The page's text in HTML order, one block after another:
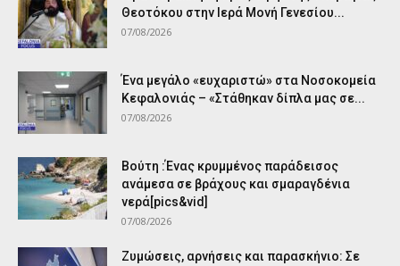
Θεοτόκου στην Ιερά Μονή Γενεσίου...
07/08/2026
Ένα μεγάλο «ευχαριστώ» στα Νοσοκομεία
Κεφαλονιάς – «Στάθηκαν δίπλα μας σε...
07/08/2026
Βούτη :Ένας κρυμμένος παράδεισος
ανάμεσα σε βράχους και σμαραγδένια
νερά[pics&vid]
07/08/2026
Ζυμώσεις, αρνήσεις και παρασκήνιο: Σε